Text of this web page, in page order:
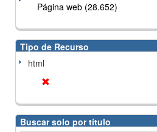
Página web (28.652)
Tipo de Recurso
html
Buscar solo por título